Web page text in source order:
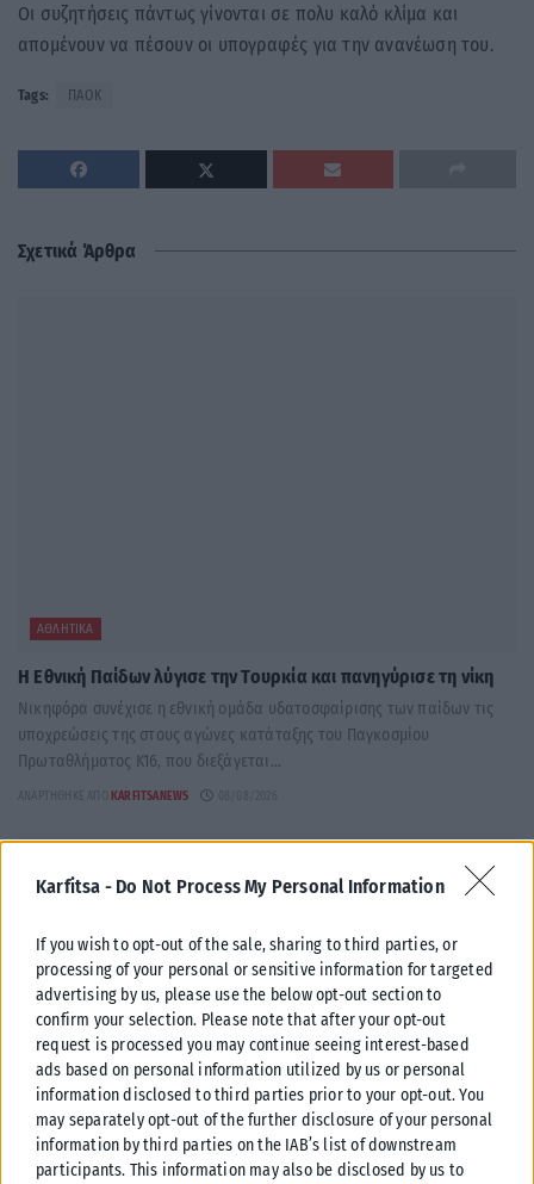
Karfitsa - Do Not Process My Personal Information
If you wish to opt-out of the sale, sharing to third parties, or
processing of your personal or sensitive information for targeted
advertising by us, please use the below opt-out section to
confirm your selection. Please note that after your opt-out
request is processed you may continue seeing interest-based
ads based on personal information utilized by us or personal
information disclosed to third parties prior to your opt-out. You
may separately opt-out of the further disclosure of your personal
information by third parties on the IAB’s list of downstream
participants. This information may also be disclosed by us to
Οι συζητήσεις πάντως γίνονται σε πολυ καλό κλίμα και
απομένουν να πέσουν οι υπογραφές για την ανανέωση του.
Tags: ΠΑΟΚ
Σχετικά Άρθρα
ΑΘΛΗΤΙΚΆ
Η Εθνική Παίδων λύγισε την Τουρκία και πανηγύρισε τη νίκη
Νικηφόρα συνέχισε η εθνική ομάδα υδατοσφαίρισης των παίδων τις
υποχρεώσεις της στους αγώνες κατάταξης του Παγκοσμίου
Πρωταθλήματος Κ16, που διεξάγεται...
KARFITSANEWS
ΑΘΛΗΤΙΚΆ